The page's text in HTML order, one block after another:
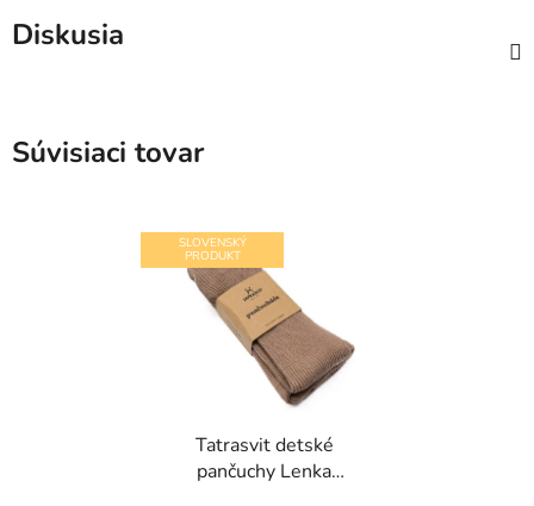
Diskusia
Súvisiaci tovar
SLOVENSKÝ
PRODUKT
Tatrasvit detské
pančuchy Lenka